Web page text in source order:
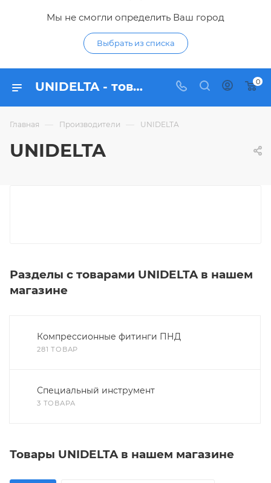
Мы не смогли определить Ваш город
Выбрать из списка
UNIDELTA - товары бренда в интернет-магазине Гидропромтехника 0
Главная — Производители — UNIDELTA
UNIDELTA
Разделы с товарами UNIDELTA в нашем
магазине
Компрессионные фитинги ПНД
281 ТОВАР
Специальный инструмент
3 ТОВАРА
Товары UNIDELTA в нашем магазине